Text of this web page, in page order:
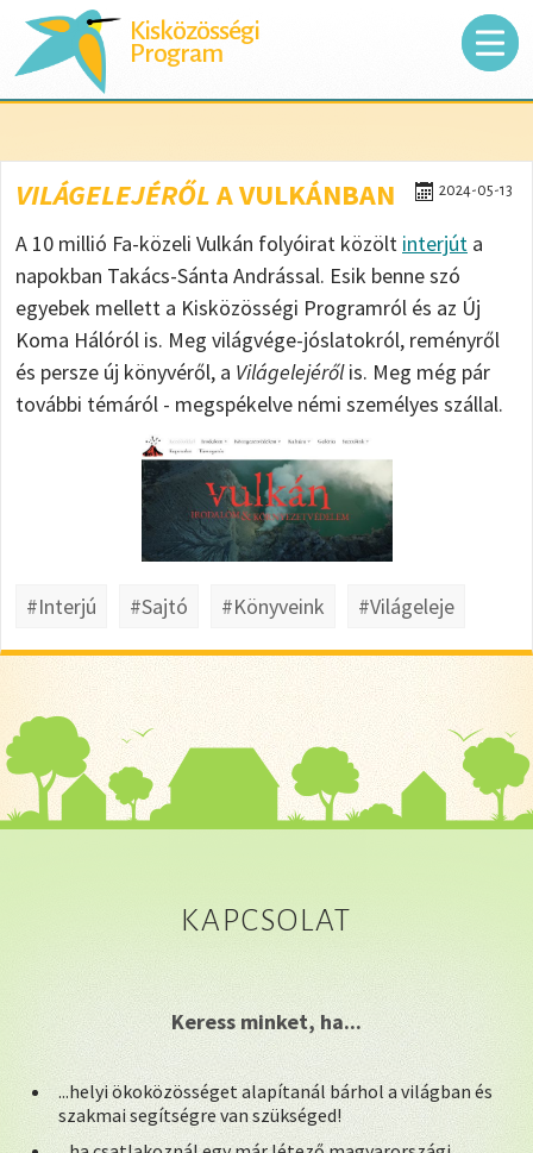
Kisközösségi
Program
2024-05-13
VILÁGELEJÉRŐLA VULKÁNBAN
A 10 millió Fa-közeli Vulkán folyóirat közölt interjút a
napokban Takács-Sánta Andrással. Esik benne szó
egyebek mellett a Kisközösségi Programról és az Új
Koma Hálóról is. Meg világvége-jóslatokról, reményről
és persze új könyvéről, a Világelejérőlis. Meg még pár
további témáról - megspékelve némi személyes szállal.
#Interjú #Sajtó #Könyveink #Világeleje
KAPCSOLAT
Keress minket, ha...
...helyi ökoközösséget alapítanál bárhol a világban és
szakmai segítségre van szükséged!